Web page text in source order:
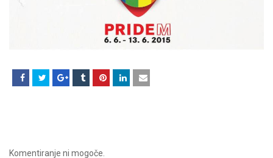
Komentiranje ni mogoče.